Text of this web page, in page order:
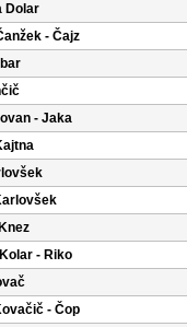
Dolar
- Čajz
- Jaka
- Riko
- Čop